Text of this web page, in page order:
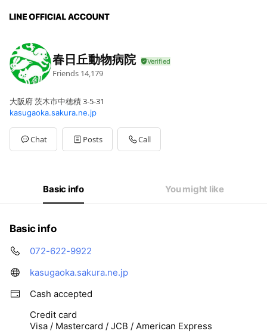
春日丘動物病院
Friends 14,179
大阪府 茨木市中穂積 3-5-31
kasugaoka.sakura.ne.jp
Chat Posts Call
Basic info You might like
Basic info
072-622-9922
kasugaoka.sakura.ne.jp
Cash accepted
Credit card
Visa / Mastercard / JCB / American Express